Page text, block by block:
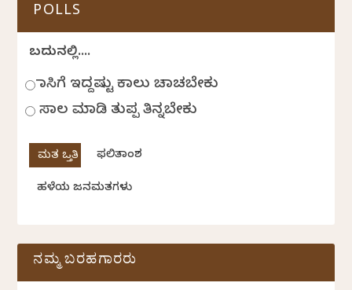
POLLS
ಬದುಕಿನಲ್ಲಿ....
ಹಾಸಿಗೆ ಇದ್ದಷ್ಟು ಕಾಲು ಚಾಚಬೇಕು
ಸಾಲ ಮಾಡಿ ತುಪ್ಪ ತಿನ್ನಬೇಕು
ಫಲಿತಾಂಶ
ಹಳೆಯ ಜನಮತಗಳು
ನಮ್ಮ ಬರಹಗಾರರು